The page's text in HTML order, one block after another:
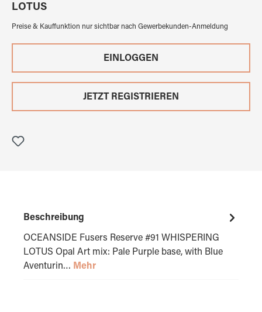
LOTUS
Preise & Kauffunktion nur sichtbar nach Gewerbekunden-Anmeldung
EINLOGGEN
JETZT REGISTRIEREN
Beschreibung
OCEANSIDE Fusers Reserve #91 WHISPERING
LOTUS Opal Art mix: Pale Purple base, with Blue
Aventurin… Mehr